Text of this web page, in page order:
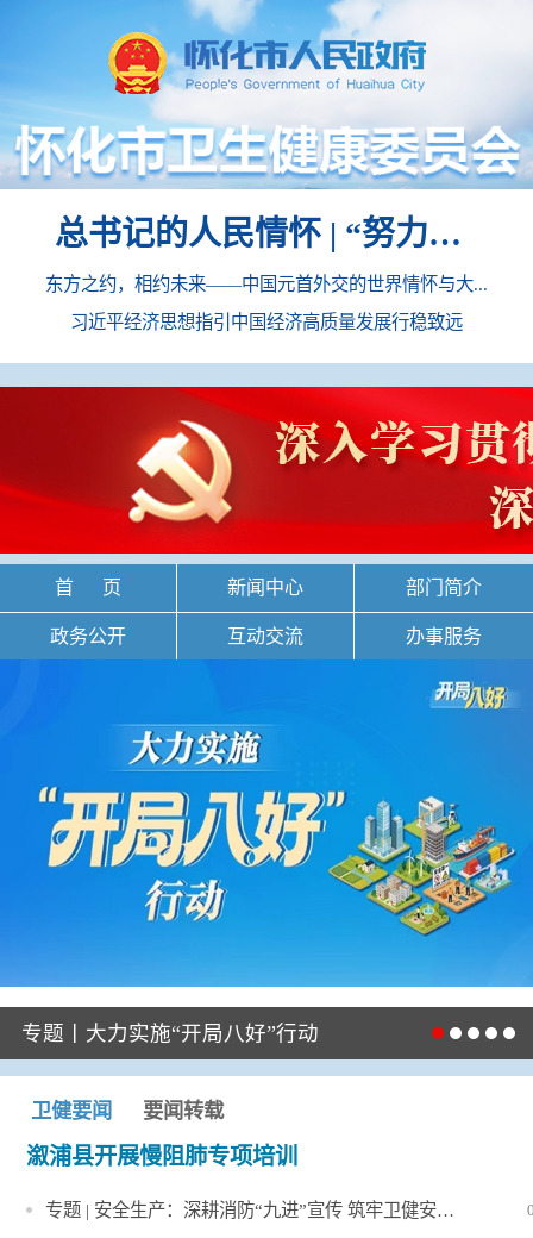
总书记的人民情怀 | “努力提升粮食能源资源安全保障能力”
东方之约，相约未来——中国元首外交的世界情怀与大...
习近平经济思想指引中国经济高质量发展行稳致远
首 页 新闻中心 部门简介
政务公开 互动交流 办事服务
专题丨大力实施“开局八好”行动
卫健要闻 要闻转载
溆浦县开展慢阻肺专项培训
专题 | 安全生产：深耕消防“九进”宣传 筑牢卫健安全防线